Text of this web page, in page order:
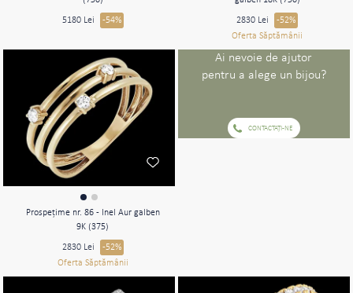
5180 Lei -54% 2830 Lei
-52%
Oferta Săptămânii
Prospeţime nr. 86 - Inel Aur galben
9K (375)
2830 Lei
-52%
Oferta Săptămânii
Ai nevoie de ajutor
pentru a alege un bijou?
CONTACTAŢI-NE